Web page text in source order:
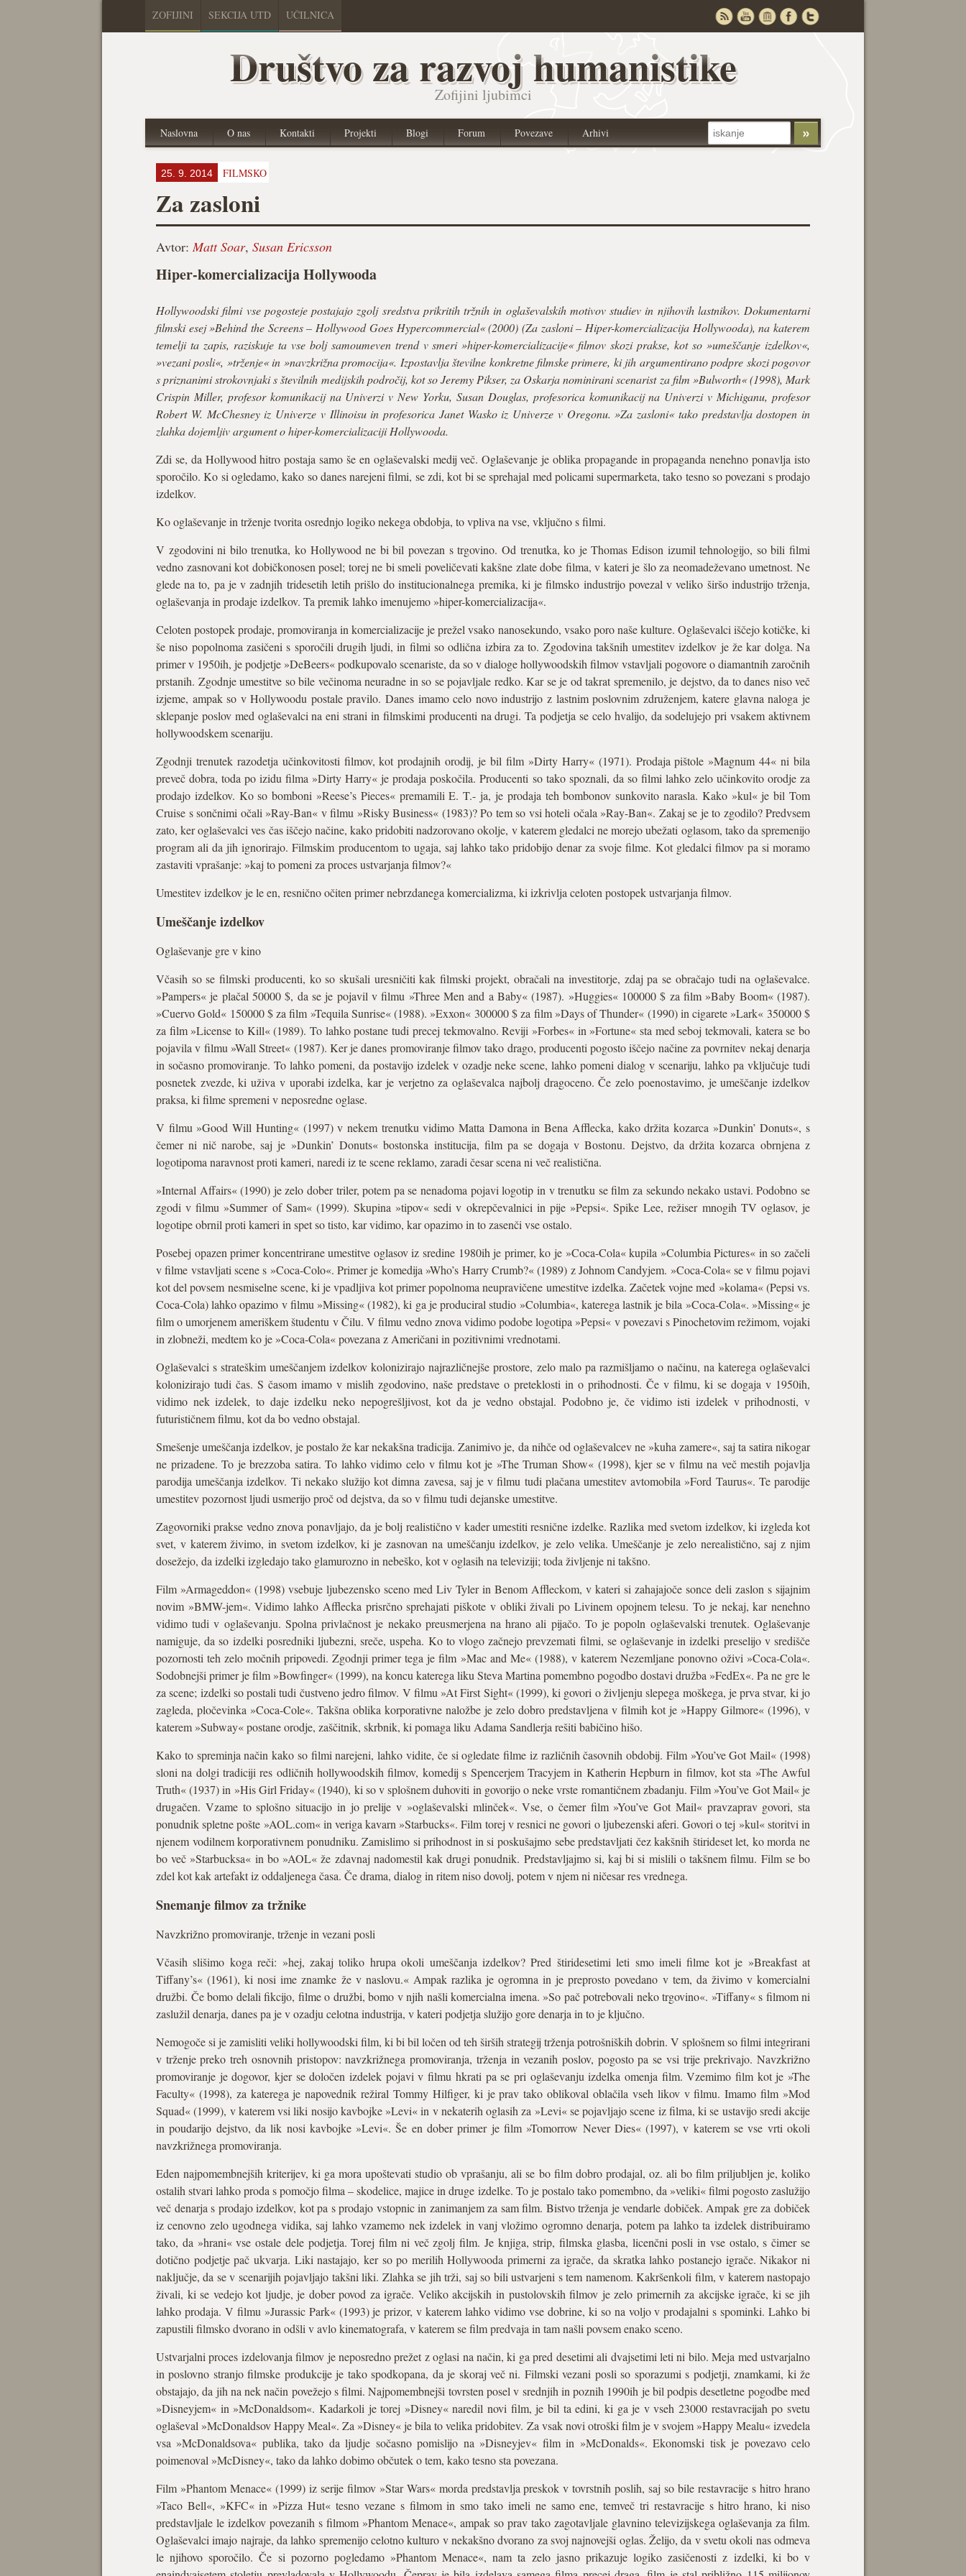
ZOFIJINI SEKCIJA UTD UČILNICA
Društvo za razvoj humanistike
Zofijini ljubimci
Naslovna O nas Kontakti Projekti Blogi Forum Povezave Arhivi
25. 9. 2014 FILMSKO
Za zasloni
Avtor:Matt Soar, Susan Ericsson
Hiper-komercializacija Hollywooda
Hollywoodski filmi vse pogosteje postajajo zgolj sredstva prikritih tržnih in oglaševalskih motivov studiev in njihovih lastnikov. Dokumentarni
filmski esej »Behind the Screens – Hollywood Goes Hypercommercial« (2000) (Za zasloni – Hiper-komercializacija Hollywooda), na katerem
temelji ta zapis, raziskuje ta vse bolj samoumeven trend v smeri »hiper-komercializacije« filmov skozi prakse, kot so »umeščanje izdelkov«,
»vezani posli«, »trženje« in »navzkrižna promocija«. Izpostavlja številne konkretne filmske primere, ki jih argumentirano podpre skozi pogovor
s priznanimi strokovnjaki s številnih medijskih področij, kot so Jeremy Pikser, za Oskarja nominirani scenarist za film »Bulworth« (1998), Mark
Crispin Miller, profesor komunikacij na Univerzi v New Yorku, Susan Douglas, profesorica komunikacij na Univerzi v Michiganu, profesor
Robert W. McChesney iz Univerze v Illinoisu in profesorica Janet Wasko iz Univerze v Oregonu. »Za zasloni« tako predstavlja dostopen in
zlahka dojemljiv argument o hiper-komercializaciji Hollywooda.
Zdi se, da Hollywood hitro postaja samo še en oglaševalski medij več. Oglaševanje je oblika propagande in propaganda nenehno ponavlja isto
sporočilo. Ko si ogledamo, kako so danes narejeni filmi, se zdi, kot bi se sprehajal med policami supermarketa, tako tesno so povezani s prodajo
izdelkov.
Ko oglaševanje in trženje tvorita osrednjo logiko nekega obdobja, to vpliva na vse, vključno s filmi.
V zgodovini ni bilo trenutka, ko Hollywood ne bi bil povezan s trgovino. Od trenutka, ko je Thomas Edison izumil tehnologijo, so bili filmi
vedno zasnovani kot dobičkonosen posel; torej ne bi smeli poveličevati kakšne zlate dobe filma, v kateri je šlo za neomadeževano umetnost. Ne
glede na to, pa je v zadnjih tridesetih letih prišlo do institucionalnega premika, ki je filmsko industrijo povezal v veliko širšo industrijo trženja,
oglaševanja in prodaje izdelkov. Ta premik lahko imenujemo »hiper-komercializacija«.
Celoten postopek prodaje, promoviranja in komercializacije je prežel vsako nanosekundo, vsako poro naše kulture. Oglaševalci iščejo kotičke, ki
še niso popolnoma zasičeni s sporočili drugih ljudi, in filmi so odlična izbira za to. Zgodovina takšnih umestitev izdelkov je že kar dolga. Na
primer v 1950ih, je podjetje »DeBeers« podkupovalo scenariste, da so v dialoge hollywoodskih filmov vstavljali pogovore o diamantnih zaročnih
prstanih. Zgodnje umestitve so bile večinoma neuradne in so se pojavljale redko. Kar se je od takrat spremenilo, je dejstvo, da to danes niso več
izjeme, ampak so v Hollywoodu postale pravilo. Danes imamo celo novo industrijo z lastnim poslovnim združenjem, katere glavna naloga je
sklepanje poslov med oglaševalci na eni strani in filmskimi producenti na drugi. Ta podjetja se celo hvalijo, da sodelujejo pri vsakem aktivnem
hollywoodskem scenariju.
Zgodnji trenutek razodetja učinkovitosti filmov, kot prodajnih orodij, je bil film »Dirty Harry« (1971). Prodaja pištole »Magnum 44« ni bila
preveč dobra, toda po izidu filma »Dirty Harry« je prodaja poskočila. Producenti so tako spoznali, da so filmi lahko zelo učinkovito orodje za
prodajo izdelkov. Ko so bomboni »Reese’s Pieces« premamili E. T.- ja, je prodaja teh bombonov sunkovito narasla. Kako »kul« je bil Tom
Cruise s sončnimi očali »Ray-Ban« v filmu »Risky Business« (1983)? Po tem so vsi hoteli očala »Ray-Ban«. Zakaj se je to zgodilo? Predvsem
zato, ker oglaševalci ves čas iščejo načine, kako pridobiti nadzorovano okolje, v katerem gledalci ne morejo ubežati oglasom, tako da spremenijo
program ali da jih ignorirajo. Filmskim producentom to ugaja, saj lahko tako pridobijo denar za svoje filme. Kot gledalci filmov pa si moramo
zastaviti vprašanje: »kaj to pomeni za proces ustvarjanja filmov?«
Umestitev izdelkov je le en, resnično očiten primer nebrzdanega komercializma, ki izkrivlja celoten postopek ustvarjanja filmov.
Umeščanje izdelkov
Oglaševanje gre v kino
Včasih so se filmski producenti, ko so skušali uresničiti kak filmski projekt, obračali na investitorje, zdaj pa se obračajo tudi na oglaševalce.
»Pampers« je plačal 50000 $, da se je pojavil v filmu »Three Men and a Baby« (1987). »Huggies« 100000 $ za film »Baby Boom« (1987).
»Cuervo Gold« 150000 $ za film »Tequila Sunrise« (1988). »Exxon« 300000 $ za film »Days of Thunder« (1990) in cigarete »Lark« 350000 $
za film »License to Kill« (1989). To lahko postane tudi precej tekmovalno. Reviji »Forbes« in »Fortune« sta med seboj tekmovali, katera se bo
pojavila v filmu »Wall Street« (1987). Ker je danes promoviranje filmov tako drago, producenti pogosto iščejo načine za povrnitev nekaj denarja
in sočasno promoviranje. To lahko pomeni, da postavijo izdelek v ozadje neke scene, lahko pomeni dialog v scenariju, lahko pa vključuje tudi
posnetek zvezde, ki uživa v uporabi izdelka, kar je verjetno za oglaševalca najbolj dragoceno. Če zelo poenostavimo, je umeščanje izdelkov
praksa, ki filme spremeni v neposredne oglase.
V filmu »Good Will Hunting« (1997) v nekem trenutku vidimo Matta Damona in Bena Afflecka, kako držita kozarca »Dunkin’ Donuts«, s
čemer ni nič narobe, saj je »Dunkin’ Donuts« bostonska institucija, film pa se dogaja v Bostonu. Dejstvo, da držita kozarca obrnjena z
logotipoma naravnost proti kameri, naredi iz te scene reklamo, zaradi česar scena ni več realistična.
»Internal Affairs« (1990) je zelo dober triler, potem pa se nenadoma pojavi logotip in v trenutku se film za sekundo nekako ustavi. Podobno se
zgodi v filmu »Summer of Sam« (1999). Skupina »tipov« sedi v okrepčevalnici in pije »Pepsi«. Spike Lee, režiser mnogih TV oglasov, je
logotipe obrnil proti kameri in spet so tisto, kar vidimo, kar opazimo in to zasenči vse ostalo.
Posebej opazen primer koncentrirane umestitve oglasov iz sredine 1980ih je primer, ko je »Coca-Cola« kupila »Columbia Pictures« in so začeli
v filme vstavljati scene s »Coca-Colo«. Primer je komedija »Who’s Harry Crumb?« (1989) z Johnom Candyjem. »Coca-Cola« se v filmu pojavi
kot del povsem nesmiselne scene, ki je vpadljiva kot primer popolnoma neupravičene umestitve izdelka. Začetek vojne med »kolama« (Pepsi vs.
Coca-Cola) lahko opazimo v filmu »Missing« (1982), ki ga je produciral studio »Columbia«, katerega lastnik je bila »Coca-Cola«. »Missing« je
film o umorjenem ameriškem študentu v Čilu. V filmu vedno znova vidimo podobe logotipa »Pepsi« v povezavi s Pinochetovim režimom, vojaki
in zlobneži, medtem ko je »Coca-Cola« povezana z Američani in pozitivnimi vrednotami.
Oglaševalci s strateškim umeščanjem izdelkov kolonizirajo najrazličnejše prostore, zelo malo pa razmišljamo o načinu, na katerega oglaševalci
kolonizirajo tudi čas. S časom imamo v mislih zgodovino, naše predstave o preteklosti in o prihodnosti. Če v filmu, ki se dogaja v 1950ih,
vidimo nek izdelek, to daje izdelku neko nepogrešljivost, kot da je vedno obstajal. Podobno je, če vidimo isti izdelek v prihodnosti, v
futurističnem filmu, kot da bo vedno obstajal.
Smešenje umeščanja izdelkov, je postalo že kar nekakšna tradicija. Zanimivo je, da nihče od oglaševalcev ne »kuha zamere«, saj ta satira nikogar
ne prizadene. To je brezzoba satira. To lahko vidimo celo v filmu kot je »The Truman Show« (1998), kjer se v filmu na več mestih pojavlja
parodija umeščanja izdelkov. Ti nekako služijo kot dimna zavesa, saj je v filmu tudi plačana umestitev avtomobila »Ford Taurus«. Te parodije
umestitev pozornost ljudi usmerijo proč od dejstva, da so v filmu tudi dejanske umestitve.
Zagovorniki prakse vedno znova ponavljajo, da je bolj realistično v kader umestiti resnične izdelke. Razlika med svetom izdelkov, ki izgleda kot
svet, v katerem živimo, in svetom izdelkov, ki je zasnovan na umeščanju izdelkov, je zelo velika. Umeščanje je zelo nerealistično, saj z njim
dosežejo, da izdelki izgledajo tako glamurozno in nebeško, kot v oglasih na televiziji; toda življenje ni takšno.
Film »Armageddon« (1998) vsebuje ljubezensko sceno med Liv Tyler in Benom Affleckom, v kateri si zahajajoče sonce deli zaslon s sijajnim
novim »BMW-jem«. Vidimo lahko Afflecka prisrčno sprehajati piškote v obliki živali po Livinem opojnem telesu. To je nekaj, kar nenehno
vidimo tudi v oglaševanju. Spolna privlačnost je nekako preusmerjena na hrano ali pijačo. To je popoln oglaševalski trenutek. Oglaševanje
namiguje, da so izdelki posredniki ljubezni, sreče, uspeha. Ko to vlogo začnejo prevzemati filmi, se oglaševanje in izdelki preselijo v središče
pozornosti teh zelo močnih pripovedi. Zgodnji primer tega je film »Mac and Me« (1988), v katerem Nezemljane ponovno oživi »Coca-Cola«.
Sodobnejši primer je film »Bowfinger« (1999), na koncu katerega liku Steva Martina pomembno pogodbo dostavi družba »FedEx«. Pa ne gre le
za scene; izdelki so postali tudi čustveno jedro filmov. V filmu »At First Sight« (1999), ki govori o življenju slepega moškega, je prva stvar, ki jo
zagleda, pločevinka »Coca-Cole«. Takšna oblika korporativne naložbe je zelo dobro predstavljena v filmih kot je »Happy Gilmore« (1996), v
katerem »Subway« postane orodje, zaščitnik, skrbnik, ki pomaga liku Adama Sandlerja rešiti babičino hišo.
Kako to spreminja način kako so filmi narejeni, lahko vidite, če si ogledate filme iz različnih časovnih obdobij. Film »You’ve Got Mail« (1998)
sloni na dolgi tradiciji res odličnih hollywoodskih filmov, komedij s Spencerjem Tracyjem in Katherin Hepburn in filmov, kot sta »The Awful
Truth« (1937) in »His Girl Friday« (1940), ki so v splošnem duhoviti in govorijo o neke vrste romantičnem zbadanju. Film »You’ve Got Mail« je
drugačen. Vzame to splošno situacijo in jo prelije v »oglaševalski mlinček«. Vse, o čemer film »You’ve Got Mail« pravzaprav govori, sta
ponudnik spletne pošte »AOL.com« in veriga kavarn »Starbucks«. Film torej v resnici ne govori o ljubezenski aferi. Govori o tej »kul« storitvi in
njenem vodilnem korporativnem ponudniku. Zamislimo si prihodnost in si poskušajmo sebe predstavljati čez kakšnih štirideset let, ko morda ne
bo več »Starbucksa« in bo »AOL« že zdavnaj nadomestil kak drugi ponudnik. Predstavljajmo si, kaj bi si mislili o takšnem filmu. Film se bo
zdel kot kak artefakt iz oddaljenega časa. Če drama, dialog in ritem niso dovolj, potem v njem ni ničesar res vrednega.
Snemanje filmov za tržnike
Navzkrižno promoviranje, trženje in vezani posli
Včasih slišimo koga reči: »hej, zakaj toliko hrupa okoli umeščanja izdelkov? Pred štiridesetimi leti smo imeli filme kot je »Breakfast at
Tiffany’s« (1961), ki nosi ime znamke že v naslovu.« Ampak razlika je ogromna in je preprosto povedano v tem, da živimo v komercialni
družbi. Če bomo delali fikcijo, filme o družbi, bomo v njih našli komercialna imena. »So pač potrebovali neko trgovino«. »Tiffany« s filmom ni
zaslužil denarja, danes pa je v ozadju celotna industrija, v kateri podjetja služijo gore denarja in to je ključno.
Nemogoče si je zamisliti veliki hollywoodski film, ki bi bil ločen od teh širših strategij trženja potrošniških dobrin. V splošnem so filmi integrirani
v trženje preko treh osnovnih pristopov: navzkrižnega promoviranja, trženja in vezanih poslov, pogosto pa se vsi trije prekrivajo. Navzkrižno
promoviranje je dogovor, kjer se določen izdelek pojavi v filmu hkrati pa se pri oglaševanju izdelka omenja film. Vzemimo film kot je »The
Faculty« (1998), za katerega je napovednik režiral Tommy Hilfiger, ki je prav tako oblikoval oblačila vseh likov v filmu. Imamo film »Mod
Squad« (1999), v katerem vsi liki nosijo kavbojke »Levi« in v nekaterih oglasih za »Levi« se pojavljajo scene iz filma, ki se ustavijo sredi akcije
in poudarijo dejstvo, da lik nosi kavbojke »Levi«. Še en dober primer je film »Tomorrow Never Dies« (1997), v katerem se vse vrti okoli
navzkrižnega promoviranja.
Eden najpomembnejših kriterijev, ki ga mora upoštevati studio ob vprašanju, ali se bo film dobro prodajal, oz. ali bo film priljubljen je, koliko
ostalih stvari lahko proda s pomočjo filma – skodelice, majice in druge izdelke. To je postalo tako pomembno, da »veliki« filmi pogosto zaslužijo
več denarja s prodajo izdelkov, kot pa s prodajo vstopnic in zanimanjem za sam film. Bistvo trženja je vendarle dobiček. Ampak gre za dobiček
iz cenovno zelo ugodnega vidika, saj lahko vzamemo nek izdelek in vanj vložimo ogromno denarja, potem pa lahko ta izdelek distribuiramo
tako, da »hrani« vse ostale dele podjetja. Torej film ni več zgolj film. Je knjiga, strip, filmska glasba, licenčni posli in vse ostalo, s čimer se
dotično podjetje pač ukvarja. Liki nastajajo, ker so po merilih Hollywooda primerni za igrače, da skratka lahko postanejo igrače. Nikakor ni
naključje, da se v scenarijih pojavljajo takšni liki. Zlahka se jih trži, saj so bili ustvarjeni s tem namenom. Kakršenkoli film, v katerem nastopajo
živali, ki se vedejo kot ljudje, je dober povod za igrače. Veliko akcijskih in pustolovskih filmov je zelo primernih za akcijske igrače, ki se jih
lahko prodaja. V filmu »Jurassic Park« (1993) je prizor, v katerem lahko vidimo vse dobrine, ki so na voljo v prodajalni s spominki. Lahko bi
zapustili filmsko dvorano in odšli v avlo kinematografa, v katerem se film predvaja in tam našli povsem enako sceno.
Ustvarjalni proces izdelovanja filmov je neposredno prežet z oglasi na način, ki ga pred desetimi ali dvajsetimi leti ni bilo. Meja med ustvarjalno
in poslovno stranjo filmske produkcije je tako spodkopana, da je skoraj več ni. Filmski vezani posli so sporazumi s podjetji, znamkami, ki že
obstajajo, da jih na nek način povežejo s filmi. Najpomembnejši tovrsten posel v srednjih in poznih 1990ih je bil podpis desetletne pogodbe med
»Disneyjem« in »McDonaldsom«. Kadarkoli je torej »Disney« naredil novi film, je bil ta edini, ki ga je v vseh 23000 restavracijah po svetu
oglaševal »McDonaldsov Happy Meal«. Za »Disney« je bila to velika pridobitev. Za vsak novi otroški film je v svojem »Happy Mealu« izvedela
vsa »McDonaldsova« publika, tako da ljudje sočasno pomislijo na »Disneyjev« film in »McDonalds«. Ekonomski tisk je povezavo celo
poimenoval »McDisney«, tako da lahko dobimo občutek o tem, kako tesno sta povezana.
Film »Phantom Menace« (1999) iz serije filmov »Star Wars« morda predstavlja preskok v tovrstnih poslih, saj so bile restavracije s hitro hrano
»Taco Bell«, »KFC« in »Pizza Hut« tesno vezane s filmom in smo tako imeli ne samo ene, temveč tri restavracije s hitro hrano, ki niso
predstavljale le izdelkov povezanih s filmom »Phantom Menace«, ampak so prav tako zagotavljale glavnino televizijskega oglaševanja za film.
Oglaševalci imajo najraje, da lahko spremenijo celotno kulturo v nekakšno dvorano za svoj najnovejši oglas. Želijo, da v svetu okoli nas odmeva
le njihovo sporočilo. Če si pozorno pogledamo »Phantom Menace«, nam ta zelo jasno prikazuje logiko zasičenosti z izdelki, ki bo v